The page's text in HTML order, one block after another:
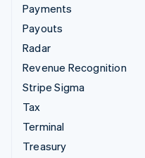
Payments
Payouts
Radar
Revenue Recognition
Stripe Sigma
Tax
Terminal
Treasury